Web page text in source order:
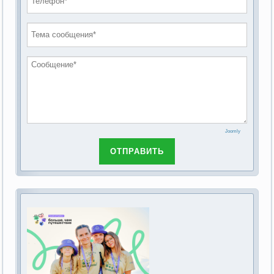
обсуждению Федерального закона Российской
основах социального обслуживания граждан в
2019 год
2018 год
Joomly
ОТПРАВИТЬ